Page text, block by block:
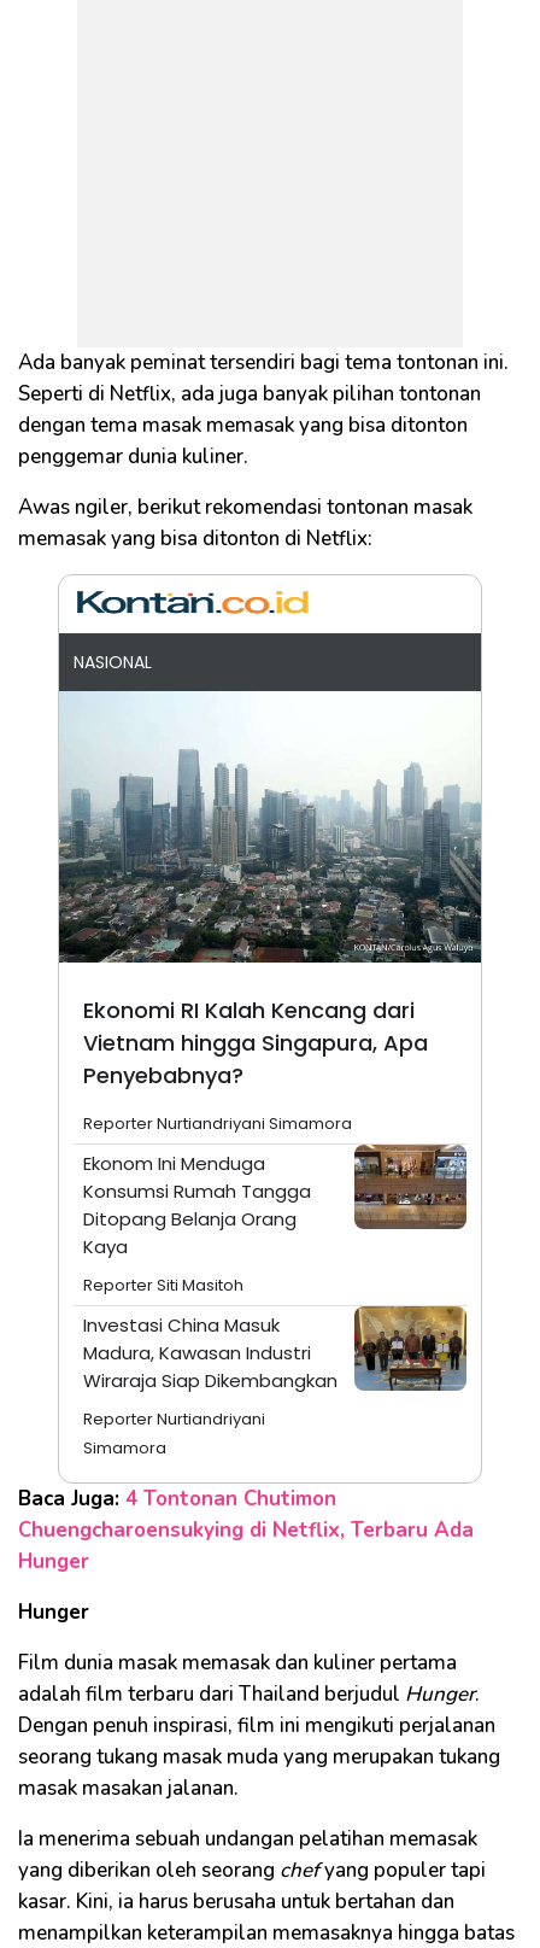
Ada banyak peminat tersendiri bagi tema tontonan ini.
Seperti di Netflix, ada juga banyak pilihan tontonan
dengan tema masak memasak yang bisa ditonton
penggemar dunia kuliner.
Awas ngiler, berikut rekomendasi tontonan masak
memasak yang bisa ditonton di Netflix:
NASIONAL
Ekonomi RI Kalah Kencang dari
Vietnam hingga Singapura, Apa
Penyebabnya?
Reporter Nurtiandriyani Simamora
Ekonom Ini Menduga
Konsumsi Rumah Tangga
Ditopang Belanja Orang
Kaya
Reporter Siti Masitoh
Investasi China Masuk
Madura, Kawasan Industri
Wiraraja Siap Dikembangkan
Reporter Nurtiandriyani
Simamora
Baca Juga: 4 Tontonan Chutimon
Chuengcharoensukying di Netflix, Terbaru Ada
Hunger
Hunger
Film dunia masak memasak dan kuliner pertama
adalah film terbaru dari Thailand berjudul Hunger.
Dengan penuh inspirasi, film ini mengikuti perjalanan
seorang tukang masak muda yang merupakan tukang
masak masakan jalanan.
Ia menerima sebuah undangan pelatihan memasak
yang diberikan oleh seorang chefyang populer tapi
kasar. Kini, ia harus berusaha untuk bertahan dan
menampilkan keterampilan memasaknya hingga batas